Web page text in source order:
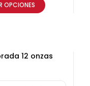
OPCIONES
12 onzas